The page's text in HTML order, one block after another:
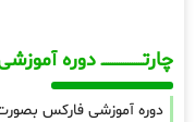
چارتـــــــــــــــــــ دوره
دوره آموزشی فارکس